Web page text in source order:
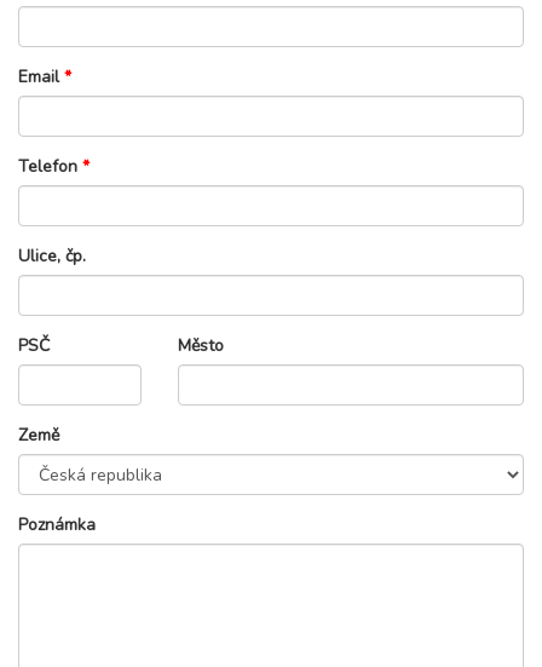
Email*
Telefon *
Ulice, čp.
PSČ Město
Země
Poznámka